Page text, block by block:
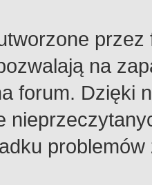
na
forum. Dzięki